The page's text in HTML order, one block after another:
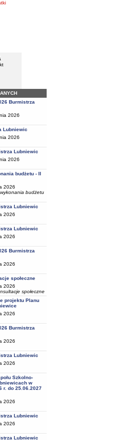
w Lubniewicach
czcionkęrozmiar czcionki
Burmistrza
2026
Lubniewic
2026
Lubniewic
2026
budżetu - II
2026
budżetu
Lubniewic
2026
Lubniewic
2026
Burmistrza
2026
społeczne
2026
społeczne
projektu Planu
2026
Burmistrza
2026
Lubniewic
2026
Szkolno-
w
r. do 25.06.2027
2026
Lubniewic
2026
Lubniewic